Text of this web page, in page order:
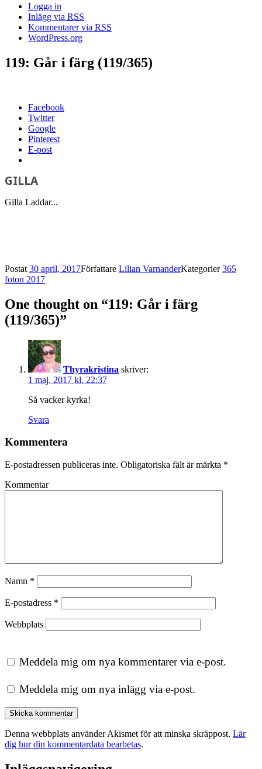
Logga in
Inlägg via RSS
Kommentarer via RSS
WordPress.org
119: Går i färg (119/365)
Facebook
Twitter
Google
Pinterest
E-post
GILLA
Gilla Laddar...
Postat 30 april, 2017Författare Lilian VarnanderKategorier365
foton 2017
One thought on “119: Går i färg
(119/365)”
Thyrakristina skriver:
1 maj, 2017 kl. 22:37
Så vacker kyrka!
Svara
Kommentera
E-postadressen publiceras inte. Obligatoriska fält är märkta *
Kommentar
Namn *
E-postadress *
Webbplats
Meddela mig om nya kommentarer via e-post.
Meddela mig om nya inlägg via e-post.
Denna webbplats använder Akismet för att minska skräppost. Lär
dig hur din kommentardata bearbetas.